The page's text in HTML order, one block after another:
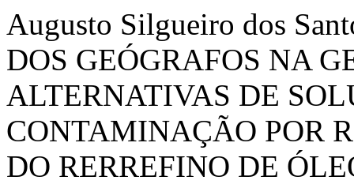
Augusto Silgueiro dos
DOS GEÓGRAFOS NA
ALTERNATIVAS DE
CONTAMINAÇÃO POR
DO RERREFINO DE